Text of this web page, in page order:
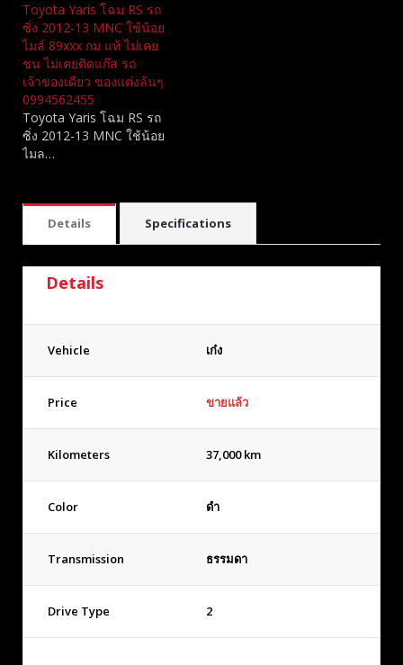
Toyota Yaris โฉม RS รถ
ซิ่ง 2012-13 MNC​ ใช้น้อย
ไมล์ 89xxx กม แท้ ไม่เคย
ชน ไม่เคยติดแก๊ส รถ
เจ้าของเดียว ของแต่งล้นๆ
0994562455
Toyota Yaris โฉม RS รถ
ซิ่ง 2012-13 MNC​ ใช้น้อย
ไมล…
Details Specifications
Details
Vehicle เก๋ง
Price ขายแล้ว
Kilometers 37,000 km
Color ดำ
Transmission ธรรมดา
Drive Type 2